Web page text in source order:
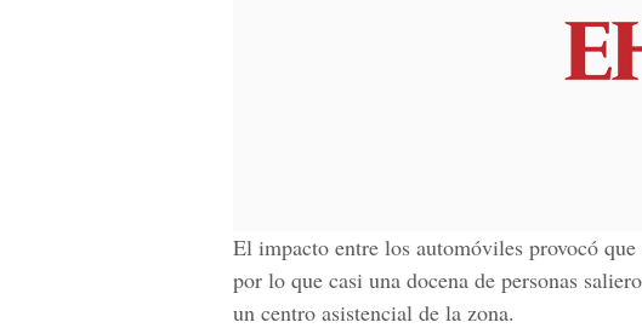
El impacto entre los automóviles provocó
por lo que casi una docena de personas
un centro asistencial de la zona.